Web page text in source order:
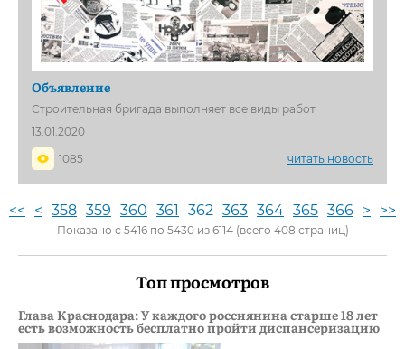
Объявление
Строительная бригада выполняет все виды работ
13.01.2020
1085
читать новость
<< < 358 359 360 361 362 363 364 365 366 > >>
Показано с 5416 по 5430 из 6114 (всего 408 страниц)
Топ просмотров
Глава Краснодара: У каждого россиянина старше 18 лет
есть возможность бесплатно пройти диспансеризацию